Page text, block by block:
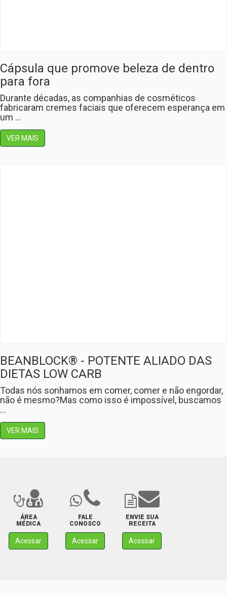
Cápsula que promove beleza de dentro
para fora
Durante décadas, as companhias de cosméticos
fabricaram cremes faciais que oferecem esperança em
um ...
VER MAIS
BEANBLOCK® - POTENTE ALIADO DAS
DIETAS LOW CARB
Todas nós sonhamos em comer, comer e não engordar,
não é mesmo?Mas como isso é impossível, buscamos
...
VER MAIS
ÁREA
MÉDICA
Acessar
FALE
CONOSCO
Acessar
ENVIE SUA
RECEITA
Acessar